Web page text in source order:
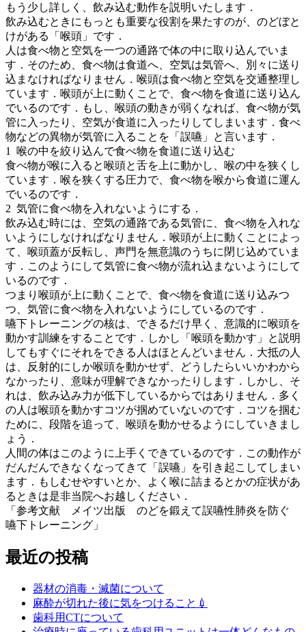
もう少し詳しく、飲み込む動作を説明いたします．
飲み込むときにもっとも重要な役割を果たすのが、のどぼと
けがある「喉頭」です．
人は食べ物と空気を一つの通路で体の中に取り込んでいま
す．そのため、食べ物は食道へ、空気は気管へ、別々に送り
込まなければなりません．喉頭は食べ物と空気を交通整理し
ています．喉頭が上に動くことで、食べ物を食道に送り込ん
でいるのです．もし、喉頭の動きが弱くなれば、食べ物が気
管に入ったり、空気が食道に入ったりしてしまいます．食べ
物などの異物が気管に入ることを「誤嚥」と言います．
1 喉の中を絞り込んで食べ物を食道に送り込む
食べ物が喉に入ると喉頭と舌を上に動かし、喉の中を狭くし
ています．喉を狭くする圧力で、食べ物を喉から食道に運ん
でいるのです．
2 気管に食べ物を入れないようにする．
飲み込む時には、空気の通路である気管に、食べ物を入れな
いようにしなければなりません．喉頭が上に動くことによっ
て、喉頭蓋が反転し、声門を無意識のうちに閉じ込めていま
す．このようにして気管に食べ物が流れ込まないようにして
いるのです．
つまり喉頭が上に動くことで、食べ物を食道に送り込みつ
つ、気管に食べ物を入れないようにしているのです．
嚥下トレーニングの核は、できるだけ早く、意識的に喉頭を
動かす訓練をすることです．しかし「喉頭を動かす」と説明
してもすぐにそれをできる人はほとんどいません．大抵の人
は、反射的にしか喉頭を動かせず、どうしたらいいかわから
なかったり、意味が理解できなかったりします．しかし、そ
れは、飲み込み力が低下しているからではありません．多く
の人は喉頭を動かすコツが掴めていないのです．コツを掴む
ために、段階を追って、喉頭を動かせるようにしていきまし
ょう．
人間の体はこのように上手くできているのです．この動作が
だんだんできなくなってきて「誤嚥」を引き起こしてしまい
ます．もしむせやすいとか、よく喉に詰まるとかの症状があ
るときは是非当院へお越しください．
「参考文献 メイツ出版 のどを鍛えて誤嚥性肺炎を防ぐ
嚥下トレーニング」
最近の投稿
器材の消毒・滅菌について
麻酔が切れた後に気をつけること💉
歯科用CTについて